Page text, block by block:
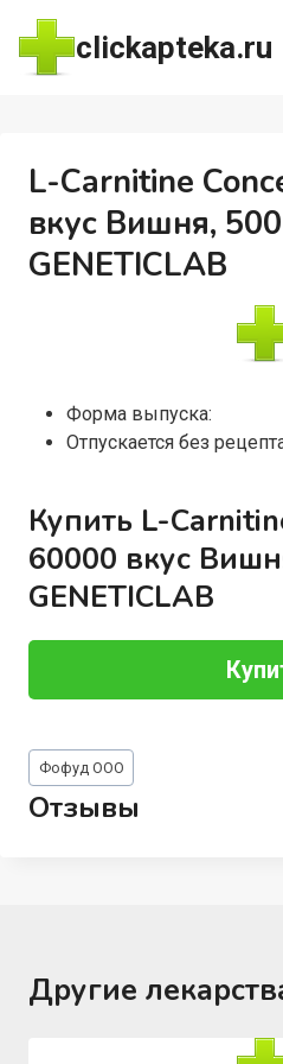
Перейти
содержимому
clickapteka.ru
L-Carnitine
вкус Вишня,
GENETICLAB
Форма выпуска:
Отпускается без
Купить L-
60000 вкус
GENETICLAB
Метки
записи:
Фофуд ООО
Отзывы
Другие